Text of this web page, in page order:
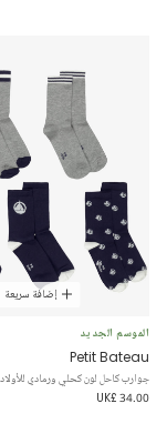
إضافة سريعة
الموسم الجديد
Petit Bateau
جوارب كاحل لون كحلي ورمادي للأولاد (5
UK£ 34.00